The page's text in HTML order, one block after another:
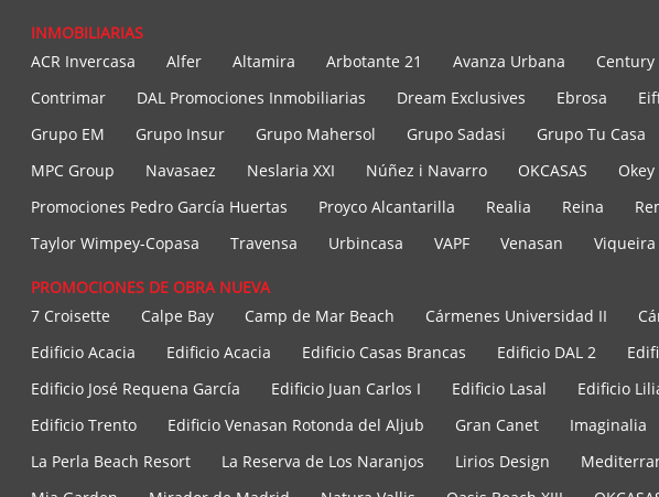
INMOBILIARIAS
ACR Invercasa
Alfer Altamira Arbotante 21 Avanza Urbana
Contrimar
DAL Promociones Inmobiliarias Dream Exclusives Ebrosa
Grupo EM
Grupo Insur Grupo Mahersol Grupo Sadasi Grupo Tu Casa
MPC Group
Navasaez Neslaria XXI Núñez i Navarro OKCASAS
Promociones Pedro García Huertas
Proyco Alcantarilla Realia Reina
Taylor Wimpey-Copasa
Travensa Urbincasa VAPF Venasan Viqueira
PROMOCIONES DE OBRA NUEVA
7 Croisette
Calpe Bay Camp de Mar Beach Cármenes Universidad II
Edificio Acacia
Edificio Acacia Edificio Casas Brancas Edificio DAL 2
Edificio José Requena García
Edificio Juan Carlos I Edificio Lasal Edificio
Edificio Trento
Edificio Venasan Rotonda del Aljub Gran Canet Imaginalia
La Perla Beach Resort
La Reserva de Los Naranjos Lirios Design